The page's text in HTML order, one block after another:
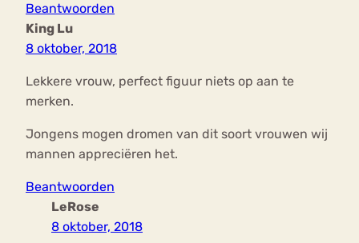
Beantwoorden
King Lu
8 oktober, 2018
Lekkere vrouw, perfect figuur niets op aan te
merken.
Jongens mogen dromen van dit soort vrouwen wij
mannen appreciëren het.
Beantwoorden
LeRose
8 oktober, 2018